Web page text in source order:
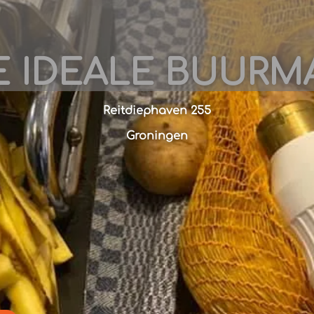
IDEALE
Reitdiephaven 255
Groningen